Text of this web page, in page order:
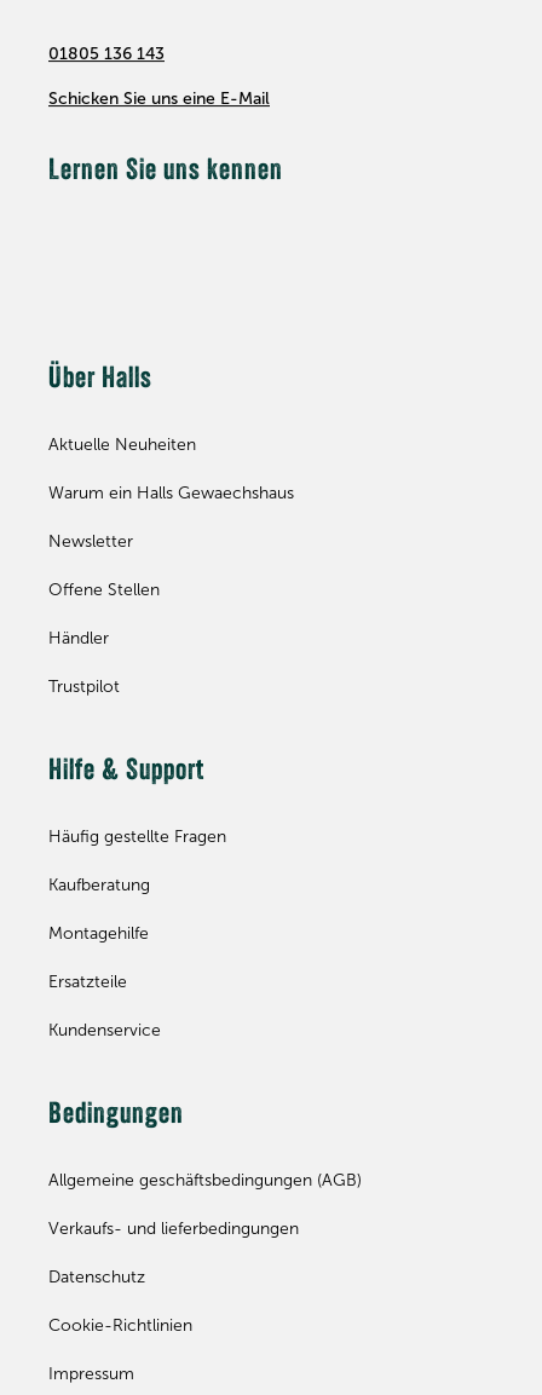
01805 136 143
Schicken Sie uns eine E-Mail
Lernen Sie uns kennen
Über Halls
Aktuelle Neuheiten
Warum ein Halls Gewaechshaus
Newsletter
Offene Stellen
Händler
Trustpilot
Hilfe & Support
Häufig gestellte Fragen
Kaufberatung
Montagehilfe
Ersatzteile
Kundenservice
Bedingungen
Allgemeine geschäftsbedingungen (AGB)
Verkaufs- und lieferbedingungen
Datenschutz
Cookie-Richtlinien
Impressum